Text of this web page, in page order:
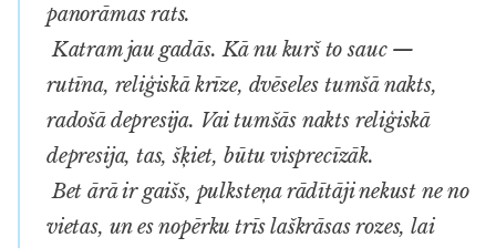
panorāmas rats.
Katram jau gadās. Kā nu kurš to sauc —
rutīna, reliģiskā krīze, dvēseles tumšā nakts,
radošā depresija. Vai tumšās nakts reliģiskā
depresija, tas, šķiet, būtu visprecīzāk.
Bet ārā ir gaišs, pulksteņa rādītāji nekust ne no
vietas, un es nopērku trīs laškrāsas rozes, lai